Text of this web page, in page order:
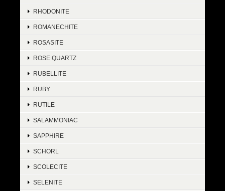
RHODONITE
ROMANECHITE
ROSASITE
ROSE QUARTZ
RUBELLITE
RUBY
RUTILE
SALAMMONIAC
SAPPHIRE
SCHORL
SCOLECITE
SELENITE